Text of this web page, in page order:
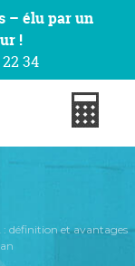
– élu par un
!
34
: définition et avantages